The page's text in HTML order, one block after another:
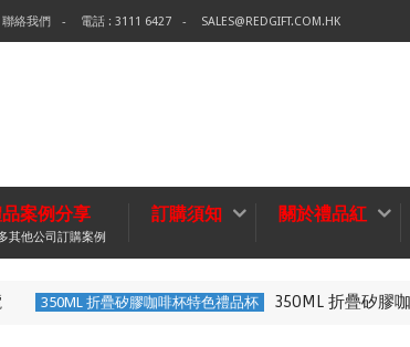
聯絡我們 電話 : 3111 6427 SALES@REDGIFT.COM.HK
案例分享
其他公司訂購案例
訂購須知 關於禮品紅
350ML 折疊矽膠咖啡杯特色禮品杯 350ML 折疊矽膠